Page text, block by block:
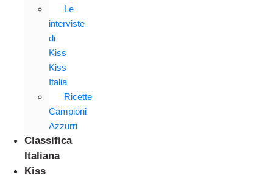
Le
interviste
di
Kiss
Kiss
Italia
Ricette
Campioni
Azzurri
Classifica
Italiana
Kiss